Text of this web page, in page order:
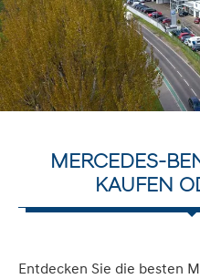
MERCEDES-
KAUFEN
Entdecken Sie die besten